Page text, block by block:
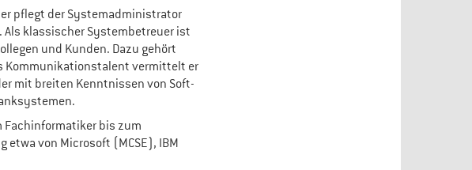
pflegt der Systemadministrator
Als klassischer Systembetreuer ist
und Kunden. Dazu gehört
Kommunikationstalent vermittelt er
mit breiten Kenntnissen von Soft-
Fachinformatiker bis zum
etwa von Microsoft (MCSE), IBM